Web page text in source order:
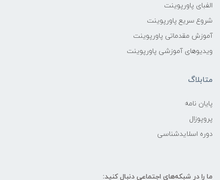
الفبای پاورپوینت
شروع سریع پاورپوینت
آموزش مقدماتی پاورپوینت
ویدیوهای آموزشی پاورپوینت
متابلاگ
پایان نامه
پروپوزال
دوره اسلایدشناسی
ما را در شبکه‌های اجتماعی دنبال کنید: